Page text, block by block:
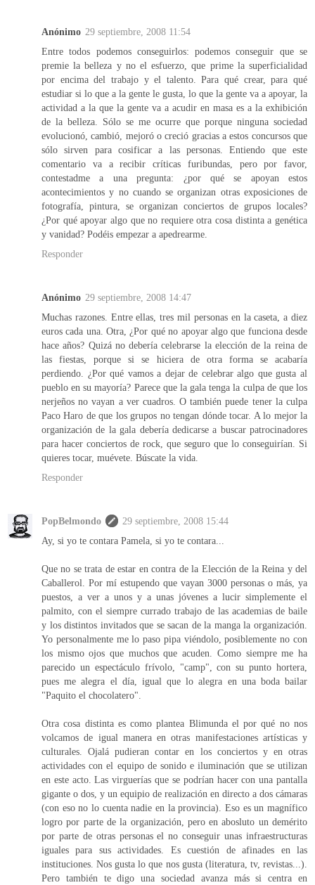
Anónimo 29 septiembre, 2008 11:54
Entre todos podemos conseguirlos: podemos conseguir que se
premie la belleza y no el esfuerzo, que prime la superficialidad
por encima del trabajo y el talento. Para qué crear, para qué
estudiar si lo que a la gente le gusta, lo que la gente va a apoyar, la
actividad a la que la gente va a acudir en masa es a la exhibición
de la belleza. Sólo se me ocurre que porque ninguna sociedad
evolucionó, cambió, mejoró o creció gracias a estos concursos que
sólo sirven para cosificar a las personas. Entiendo que este
comentario va a recibir críticas furibundas, pero por favor,
contestadme a una pregunta: ¿por qué se apoyan estos
acontecimientos y no cuando se organizan otras exposiciones de
fotografía, pintura, se organizan conciertos de grupos locales?
¿Por qué apoyar algo que no requiere otra cosa distinta a genética
y vanidad? Podéis empezar a apedrearme.
Responder
Anónimo 29 septiembre, 2008 14:47
Muchas razones. Entre ellas, tres mil personas en la caseta, a diez
euros cada una. Otra, ¿Por qué no apoyar algo que funciona desde
hace años? Quizá no debería celebrarse la elección de la reina de
las fiestas, porque si se hiciera de otra forma se acabaría
perdiendo. ¿Por qué vamos a dejar de celebrar algo que gusta al
pueblo en su mayoría? Parece que la gala tenga la culpa de que los
nerjeños no vayan a ver cuadros. O también puede tener la culpa
Paco Haro de que los grupos no tengan dónde tocar. A lo mejor la
organización de la gala debería dedicarse a buscar patrocinadores
para hacer conciertos de rock, que seguro que lo conseguirían. Si
quieres tocar, muévete. Búscate la vida.
Responder
PopBelmondo
29 septiembre, 2008 15:44
Ay, si yo te contara Pamela, si yo te contara...
Que no se trata de estar en contra de la Elección de la Reina y del
Caballerol. Por mí estupendo que vayan 3000 personas o más, ya
puestos, a ver a unos y a unas jóvenes a lucir simplemente el
palmito, con el siempre currado trabajo de las academias de baile
y los distintos invitados que se sacan de la manga la organización.
Yo personalmente me lo paso pipa viéndolo, posiblemente no con
los mismo ojos que muchos que acuden. Como siempre me ha
parecido un espectáculo frívolo, "camp", con su punto hortera,
pues me alegra el día, igual que lo alegra en una boda bailar
"Paquito el chocolatero".
Otra cosa distinta es como plantea Blimunda el por qué no nos
volcamos de igual manera en otras manifestaciones artísticas y
culturales. Ojalá pudieran contar en los conciertos y en otras
actividades con el equipo de sonido e iluminación que se utilizan
en este acto. Las virguerías que se podrían hacer con una pantalla
gigante o dos, y un equipio de realización en directo a dos cámaras
(con eso no lo cuenta nadie en la provincia). Eso es un magnífico
logro por parte de la organización, pero en abosluto un demérito
por parte de otras personas el no conseguir unas infraestructuras
iguales para sus actividades. Es cuestión de afinades en las
instituciones. Nos gusta lo que nos gusta (literatura, tv, revistas...).
Pero también te digo una sociedad avanza más si centra en